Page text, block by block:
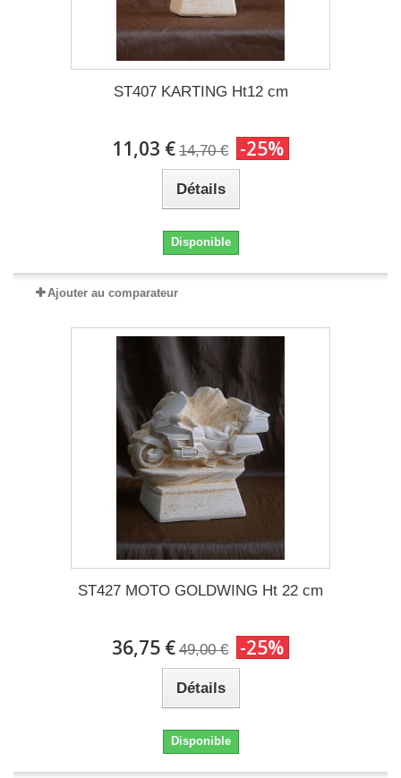
ST407 KARTING Ht12 cm
11,03 € 14,70 € -25%
Détails
Disponible
Ajouter au comparateur
ST427 MOTO GOLDWING Ht 22 cm
36,75 € 49,00 € -25%
Détails
Disponible